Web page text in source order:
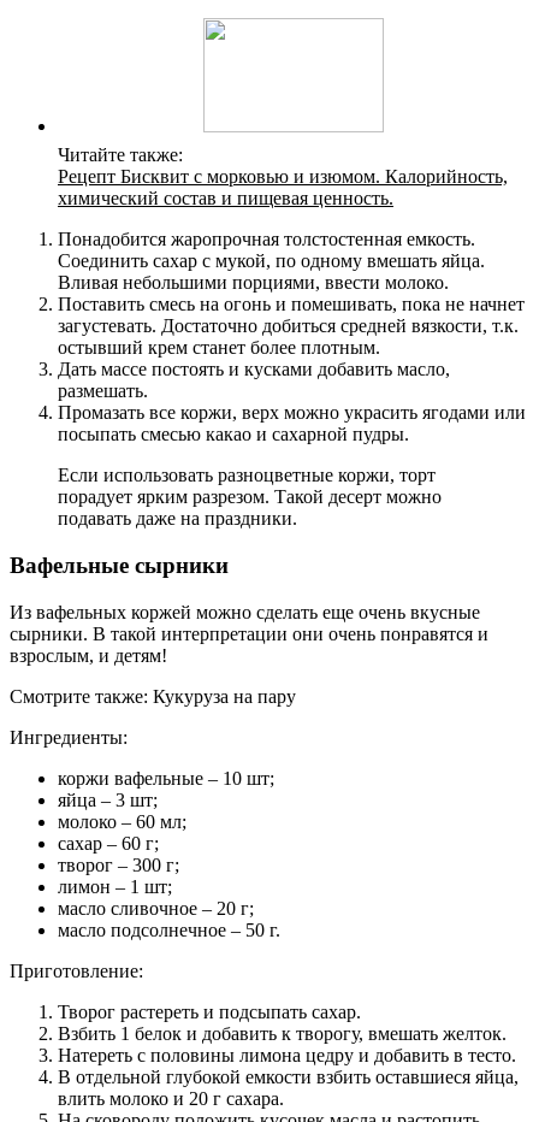
Читайте также:
Рецепт Бисквит с морковью и изюмом. Калорийность,
химический состав и пищевая ценность.
Понадобится жаропрочная толстостенная емкость.
Соединить сахар с мукой, по одному вмешать яйца.
Вливая небольшими порциями, ввести молоко.
Поставить смесь на огонь и помешивать, пока не начнет
загустевать. Достаточно добиться средней вязкости, т.к.
остывший крем станет более плотным.
Дать массе постоять и кусками добавить масло,
размешать.
Промазать все коржи, верх можно украсить ягодами или
посыпать смесью какао и сахарной пудры.
Если использовать разноцветные коржи, торт
порадует ярким разрезом. Такой десерт можно
подавать даже на праздники.
Вафельные сырники
Из вафельных коржей можно сделать еще очень вкусные
сырники. В такой интерпретации они очень понравятся и
взрослым, и детям!
Смотрите также: Кукуруза на пару
Ингредиенты:
коржи вафельные – 10 шт;
яйца – 3 шт;
молоко – 60 мл;
сахар – 60 г;
творог – 300 г;
лимон – 1 шт;
масло сливочное – 20 г;
масло подсолнечное – 50 г.
Приготовление:
Творог растереть и подсыпать сахар.
Взбить 1 белок и добавить к творогу, вмешать желток.
Натереть с половины лимона цедру и добавить в тесто.
В отдельной глубокой емкости взбить оставшиеся яйца,
влить молоко и 20 г сахара.